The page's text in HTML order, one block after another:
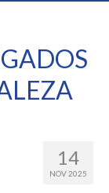
14
NOV 2025